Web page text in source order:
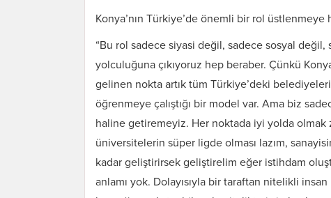
Konya’nın Türkiye’de önemli bir rol üstlenmeye
“Bu rol sadece siyasi değil, sadece sosyal
yolculuğuna çıkıyoruz hep beraber. Çünkü
gelinen nokta artık tüm Türkiye’deki
öğrenmeye çalıştığı bir model var. Ama biz
haline getiremeyiz. Her noktada iyi yolda olmak
üniversitelerin süper ligde olması lazım,
kadar geliştirirsek geliştirelim eğer istihdam
anlamı yok. Dolayısıyla bir taraftan nitelikli